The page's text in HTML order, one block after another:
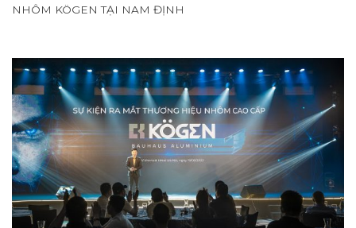
NHÔM KÖGEN TẠI NAM ĐỊNH